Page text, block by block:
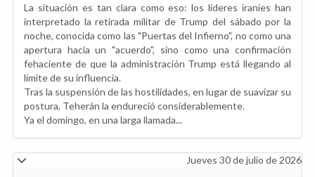
La situación es tan clara como eso: los líderes iraníes han
interpretado la retirada militar de Trump del sábado por la
noche, conocida como las "Puertas del Infierno", no como una
apertura hacia un "acuerdo", sino como una confirmación
fehaciente de que la administración Trump está llegando al
límite de su influencia.
Tras la suspensión de las hostilidades, en lugar de suavizar su
postura, Teherán la endureció considerablemente.
Ya el domingo, en una larga llamada...
Jueves 30 de julio de 2026